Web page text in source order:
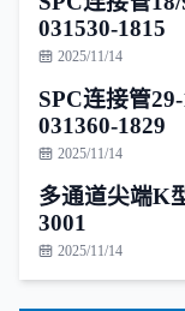
031530-1815
2025/11/14
SPC连接管
031360-1829
2025/11/14
多通道尖端K
3001
2025/11/14